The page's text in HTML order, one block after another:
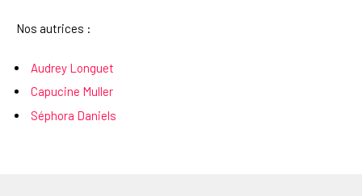
Nos autrices :
Audrey Longuet
Capucine Muller
Séphora Daniels